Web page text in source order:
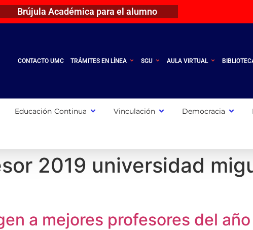
Brújula Académica para el alumno
CONTACTO UMC TRÁMITES EN LÍNEA SGU AULA VIRTUAL
Educación Continua Vinculación Democracia
2019 universidad
a mejores profesores del